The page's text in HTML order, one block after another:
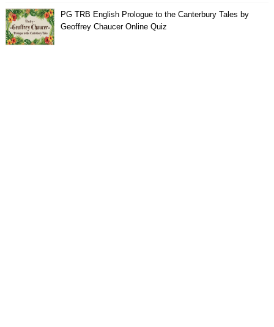
PG TRB English Prologue to the Canterbury Tales by
Geoffrey Chaucer Online Quiz